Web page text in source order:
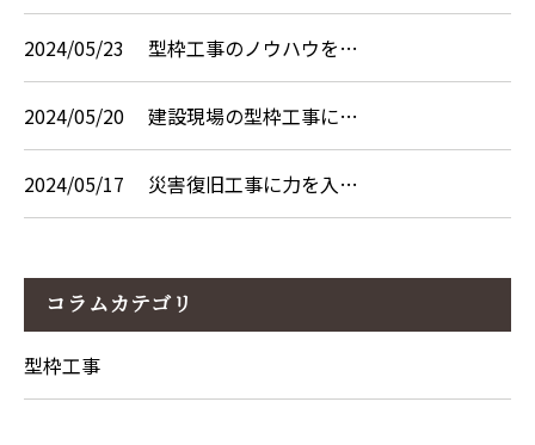
2024/05/23 型枠工事のノウハウを…
2024/05/20 建設現場の型枠工事に…
2024/05/17 災害復旧工事に力を入…
コラムカテゴリ
型枠工事